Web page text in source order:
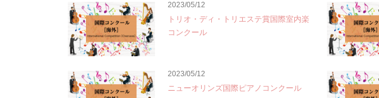
2023/05/12
トリオ・ディ・トリエステ賞国際室内楽
コンクール
2023/05/12
ニューオリンズ国際ピアノコンクール